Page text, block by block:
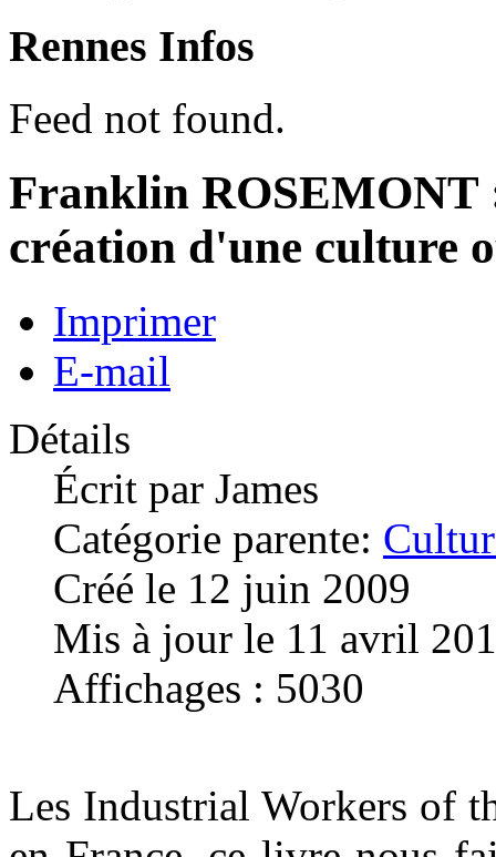
Rennes Infos
Feed not found.
Franklin ROSEMONT
création d'une culture
Imprimer
E-mail
Détails
Écrit par James
Catégorie parente:
Créé le 12 juin 2009
Mis à jour le 11 avril
Affichages : 5030
Les Industrial Workers of